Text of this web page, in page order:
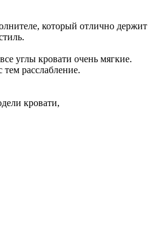
который отлично
углы кровати очень мягкие.
расслабление.
кровати,